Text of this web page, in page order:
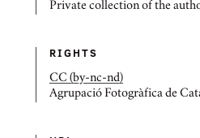
Private collection of the
RIGHTS
CC (by-nc-nd)
Agrupació Fotogràfica de